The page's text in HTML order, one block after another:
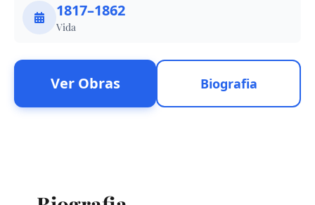
1817–1862
Vida
Ver Obras Biografia